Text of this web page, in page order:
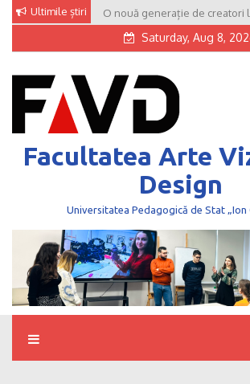
Skip
content
Ultimile știri O nouă generație de creatori
Saturday, Aug 8,
Facultatea Arte
Design
Universitatea Pedagogică de Stat „Ion